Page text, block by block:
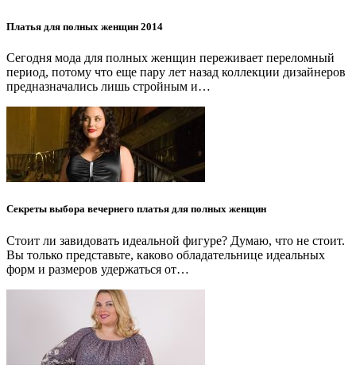
Платья для полных женщин 2014
Сегодня мода для полных женщин переживает переломный
период, потому что еще пару лет назад коллекции дизайнеров
предназначались лишь стройным и…
Секреты выбора вечернего платья для полных женщин
Стоит ли завидовать идеальной фигуре? Думаю, что не стоит.
Вы только представьте, каково обладательнице идеальных
форм и размеров удержаться от…